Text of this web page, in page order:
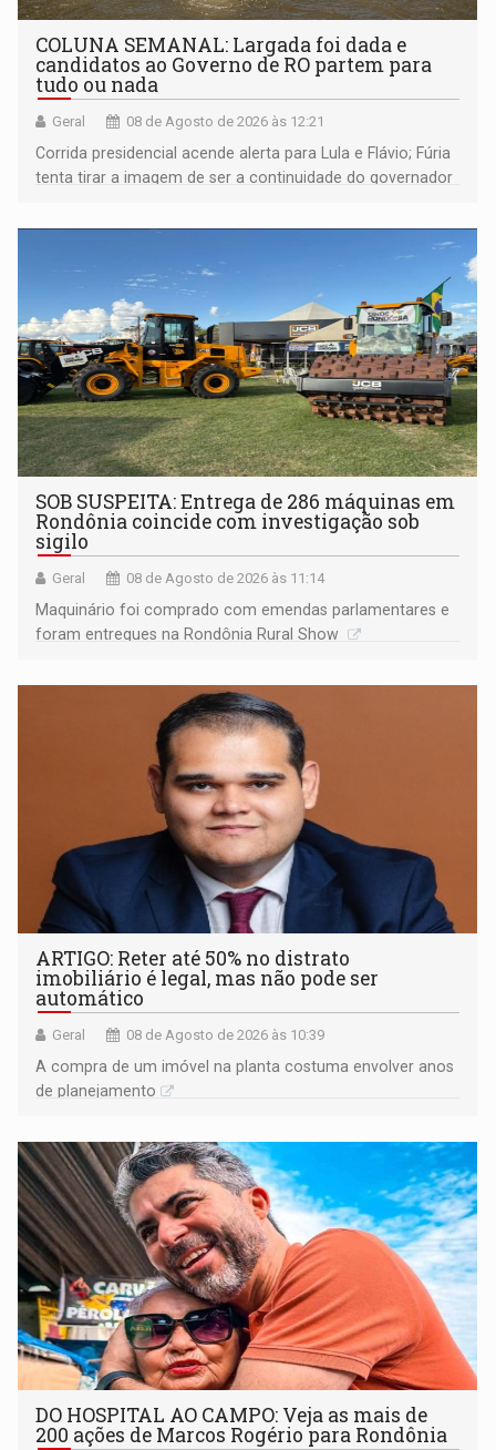
COLUNA SEMANAL: Largada foi dada e
candidatos ao Governo de RO partem para
tudo ou nada
Geral 08 de Agosto de 2026 às 12:21
Corrida presidencial acende alerta para Lula e Flávio; Fúria
tenta tirar a imagem de ser a continuidade do governador
não ter entrado no modo eleição; ABAV faz evento em
SOB SUSPEITA: Entrega de 286 máquinas em
Rondônia coincide com investigação sob
sigilo
Geral 08 de Agosto de 2026 às 11:14
Maquinário foi comprado com emendas parlamentares e
foram entregues na Rondônia Rural Show
ARTIGO: Reter até 50% no distrato
imobiliário é legal, mas não pode ser
automático
Geral 08 de Agosto de 2026 às 10:39
A compra de um imóvel na planta costuma envolver anos
de planejamento
DO HOSPITAL AO CAMPO: Veja as mais de
200 ações de Marcos Rogério para Rondônia